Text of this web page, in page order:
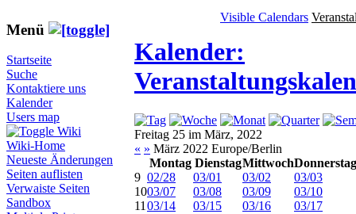
Menü
Startseite
Suche
Kontaktiere uns
Kalender
Users map
Wiki
Wiki-Home
Neueste Änderungen
Seiten auflisten
Verwaiste Seiten
Sandbox
Visible Calendars
Kalender:
Freitag 25 im März, 2022
« » März 2022 Europe/Berlin
Montag DienstagMittwochDonnerstag
9 02/28 03/01 03/02
03/03
1003/07 03/08 03/09
03/10
11 03/14 03/15 03/16
03/17